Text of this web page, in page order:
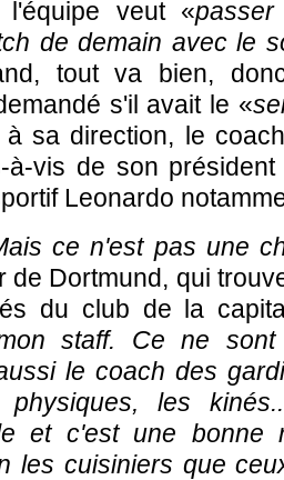
veut «
de demain avec le
tout va bien,
s'il avait le «
sa direction, le
à-vis de son
Leonardo
ce n'est pas une
de Dortmund, qui
du club de la
staff. Ce ne
le coach des
physiques, les
et c'est une bonne
les cuisiniers que